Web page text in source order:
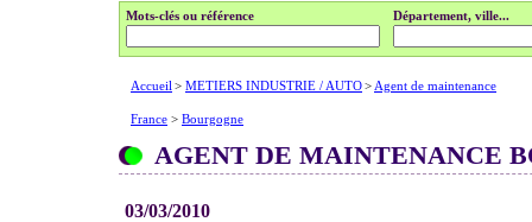
Mots-clés ou référence Département, ville...
Accueil > METIERS INDUSTRIE / AUTO> Agent de maintenance
France > Bourgogne
AGENT DE MAINTENANCE
03/03/2010